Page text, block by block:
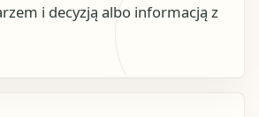
i decyzją albo informacją z